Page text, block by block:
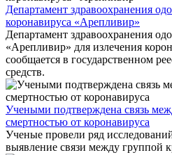
Департамент здравоохранения
коронавируса «Арепливир»
Департамент здравоохранения
«Арепливир» для излечения
сообщается в государственном
средств.
Учеными подтверждена связь
смертностью от коронавируса
Ученые провели ряд
выявление связи между группой